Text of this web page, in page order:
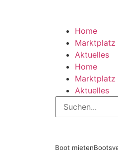
Home
Marktplatz
Aktuelles
Home
Marktplatz
Aktuelles
Boot mieten